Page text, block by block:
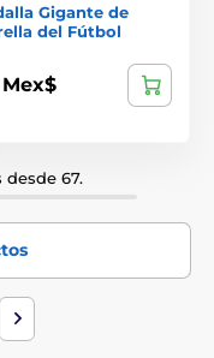
Gigante de
del Fútbol
desde 67.